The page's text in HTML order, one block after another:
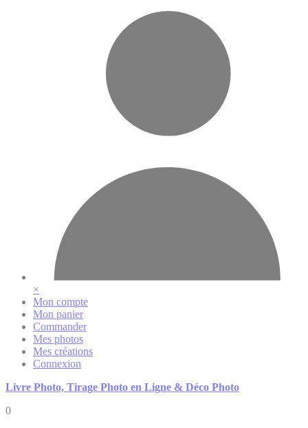
×
Mon compte
Mon panier
Commander
Mes photos
Mes créations
Connexion
Livre Photo, Tirage Photo en Ligne & Déco Photo
0